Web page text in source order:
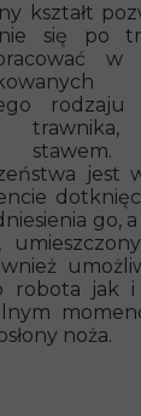
kształt
się po
w
rodzaju
trawnika,
jest
go,
robota jak i
noża.